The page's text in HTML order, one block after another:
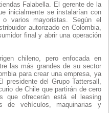
Falabella. El gerente de la
inicialmente se instalarían con
varios mayoristas. Según el
autorizado en Colombia,
final y abrir una operación
chileno, pero enfocada en
las más grandes de su sector
para crear una empresa, ya
presidente del Grupo Tattersall,
de Chile que partirán de cero
que ofrecerán está el leasing
de vehículos, maquinarias y